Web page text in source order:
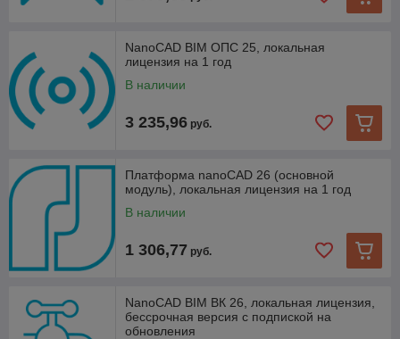
NanoCAD BIM ОПС 25, локальная
лицензия на 1 год
В наличии
3 235,96 руб.
Платформа nanoCAD 26 (основной
модуль), локальная лицензия на 1 год
В наличии
1 306,77 руб.
NanoCAD BIM ВК 26, локальная лицензия,
бессрочная версия с подпиской на
обновления